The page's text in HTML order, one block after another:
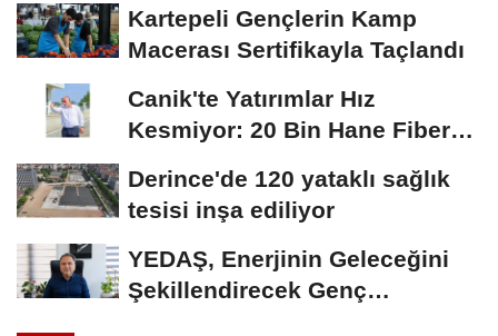
Kartepeli Gençlerin Kamp
Macerası Sertifikayla Taçlandı
Canik'te Yatırımlar Hız
Kesmiyor: 20 Bin Hane Fiber
Derince'de 120 yataklı sağlık
tesisi inşa ediliyor
YEDAŞ, Enerjinin Geleceğini
Şekillendirecek Genç